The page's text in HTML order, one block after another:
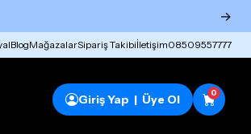
→
BlogMağazalarSipariş Takibiİletişim08509557777
Giriş Yap | Üye Ol 0